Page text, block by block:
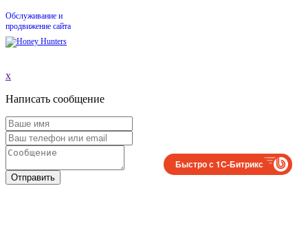
Обслуживание и
продвижение сайта
x
Написать сообщение
Отправить
Быстро с 1С-Битрикс